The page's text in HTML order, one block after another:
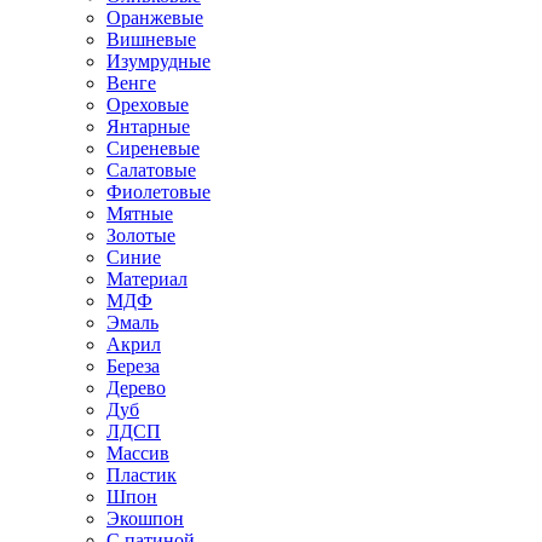
Оранжевые
Вишневые
Изумрудные
Венге
Ореховые
Янтарные
Сиреневые
Салатовые
Фиолетовые
Мятные
Золотые
Синие
Материал
МДФ
Эмаль
Акрил
Береза
Дерево
Дуб
ЛДСП
Массив
Пластик
Шпон
Экошпон